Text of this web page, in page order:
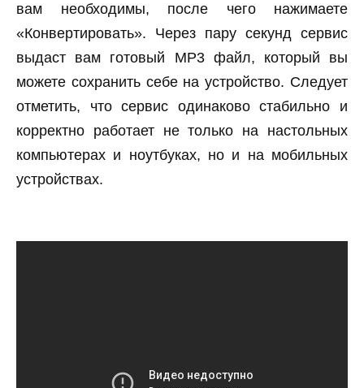
вам необходимы, после чего нажимаете
«Конвертировать». Через пару секунд сервис
выдаст вам готовый MP3 файл, который вы
можете сохранить себе на устройство. Следует
отметить, что сервис одинаково стабильно и
корректно работает не только на настольных
компьютерах и ноутбуках, но и на мобильных
устройствах.